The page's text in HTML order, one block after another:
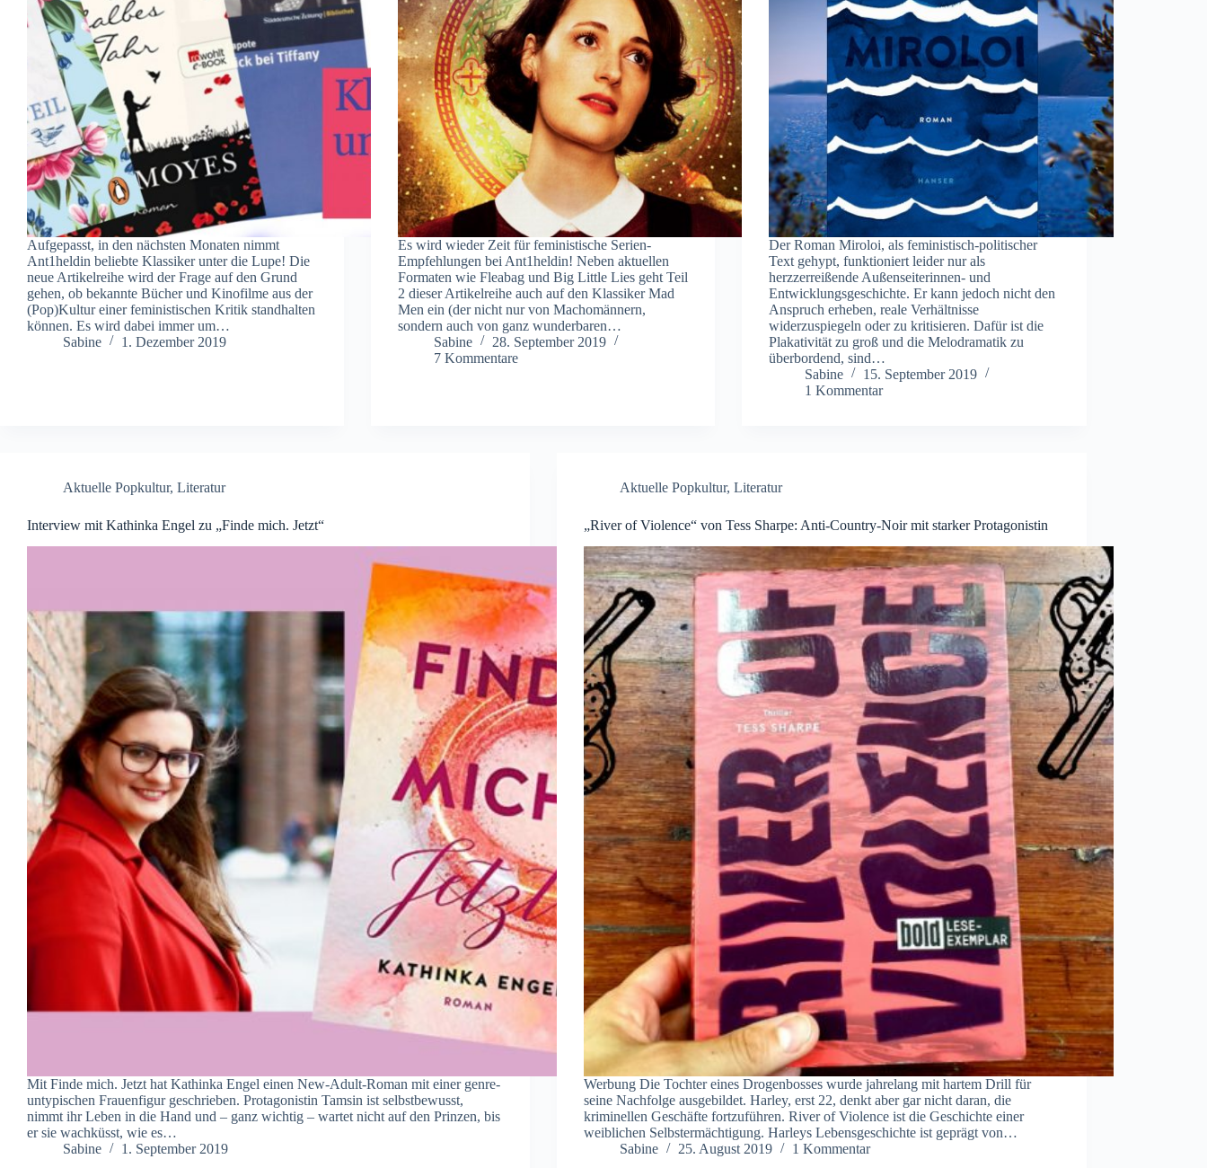
Aufgepasst, in den nächsten Monaten nimmt
Ant1heldin beliebte Klassiker unter die Lupe! Die
neue Artikelreihe wird der Frage auf den Grund
gehen, ob bekannte Bücher und Kinofilme aus der
(Pop)Kultur einer feministischen Kritik standhalten
können. Es wird dabei immer um…
Sabine
1. Dezember 2019
Es wird wieder Zeit für feministische Serien-
Empfehlungen bei Ant1heldin! Neben aktuellen
Formaten wie Fleabag und Big Little Lies geht Teil
2 dieser Artikelreihe auch auf den Klassiker Mad
Men ein (der nicht nur von Machomännern,
sondern auch von ganz wunderbaren…
Sabine
28. September 2019
7 Kommentare
Der Roman Miroloi, als feministisch-politischer
Text gehypt, funktioniert leider nur als
herzzerreißende Außenseiterinnen- und
Entwicklungsgeschichte. Er kann jedoch nicht den
Anspruch erheben, reale Verhältnisse
widerzuspiegeln oder zu kritisieren. Dafür ist die
Plakativität zu groß und die Melodramatik zu
überbordend, sind…
Sabine
15. September 2019
1 Kommentar
Aktuelle Popkultur, Literatur
Interview mit Kathinka Engel zu „Finde mich. Jetzt“
Mit Finde mich. Jetzt hat Kathinka Engel einen New-Adult-Roman mit einer genre-
untypischen Frauenfigur geschrieben. Protagonistin Tamsin ist selbstbewusst,
nimmt ihr Leben in die Hand und – ganz wichtig – wartet nicht auf den Prinzen, bis
er sie wachküsst, wie es…
Sabine
1. September 2019
Aktuelle Popkultur, Literatur
„River of Violence“ von Tess Sharpe: Anti-Country-Noir mit starker Protagonistin
Werbung Die Tochter eines Drogenbosses wurde jahrelang mit hartem Drill für
seine Nachfolge ausgebildet. Harley, erst 22, denkt aber gar nicht daran, die
kriminellen Geschäfte fortzuführen. River of Violence ist die Geschichte einer
weiblichen Selbstermächtigung. Harleys Lebensgeschichte ist geprägt von…
Sabine
25. August 2019 1 Kommentar